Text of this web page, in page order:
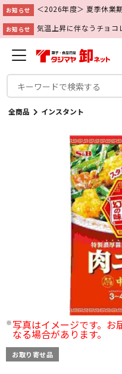
お知らせ ＜2026年度＞ 夏季休業
お知らせ 気温上昇に伴なうチョコ
全商品 インスタント
写真はイメージです。お
なる場合があります。
お取り寄せ品